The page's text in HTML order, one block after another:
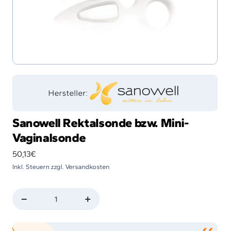
Hersteller:
Sanowell Rektalsonde bzw. Mini-
Vaginalsonde
Angebotspreis
50,13€
Inkl. Steuern zzgl. Versandkosten
Menge